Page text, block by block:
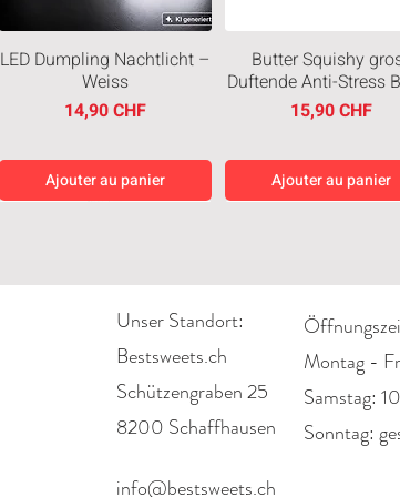
LED Dumpling Nachtlicht –
Weiss
Prix
14,90 CHF
Ajouter au panier
Butter Squishy
Duftende Anti-Stress
Prix
15,90 CHF
Ajouter au panier
Good Friends – Patrick
(Sealed)
Good Friends
Diorama (Sealed)
Sting Gold 350ml
Unser Standort:
Bestsweets.ch
Schützengraben 25
8200 Schaffhausen
info@bestsweets.ch
Montag -
​​Samstag:
​Sonntag: